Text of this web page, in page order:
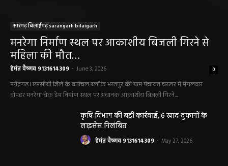
सारंगढ़ बिलाईगढ़ sarangarh bilaigarh
मनरेगा निर्माण स्थल पर आकाशीय बिजली गिरने से
महिला की मौत…
हेमंत वैष्णव 9131614309 - June 3, 2026 0
मनेंद्रगढ़। एमसीबी जिले के वनांचल ब्लॉक भरतपुर की ग्राम पंचायत चरखर में मंगलवार
दोपहर मनरेगा चेक डेम निर्माण स्थल पर अचानक आकाशीय बिजली गिरने...
कृषि विभाग की बड़ी कार्रवाई, 6 खाद दुकानों के
लाइसेंस निलंबित
हेमंत वैष्णव 9131614309 - May 27, 2026